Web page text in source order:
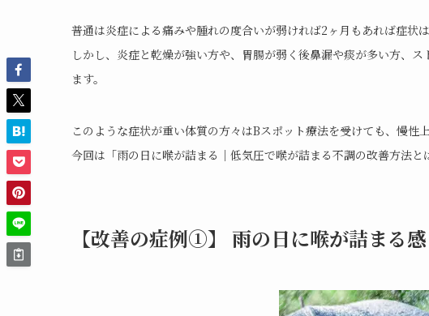
普通は炎症による痛みや腫れの度合いが弱ければ2ヶ月もあれば症状は
しかし、炎症と乾燥が強い方や、胃腸が弱く後鼻漏や痰が多い方、
ます。
このような症状が重い体質の方々はBスポット療法を受けても、慢性
今回は「雨の日に喉が詰まる｜低気圧で喉が詰まる不調の改善方法と
【改善の症例①】 雨の日に喉が詰まる